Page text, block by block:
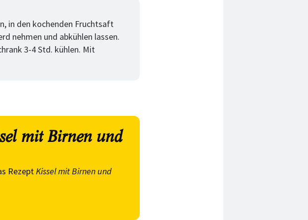
in den kochenden Fruchtsaft
nehmen und abkühlen lassen.
3-4 Std. kühlen. Mit
mit Birnen und
RezeptKissel mit Birnen und